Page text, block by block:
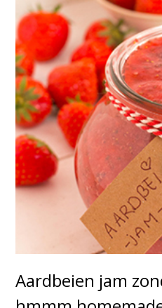
Aardbeien jam